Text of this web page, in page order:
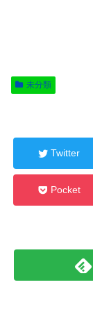
未分類
Twitter
Pocket